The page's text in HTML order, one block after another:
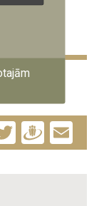
un
Twitter